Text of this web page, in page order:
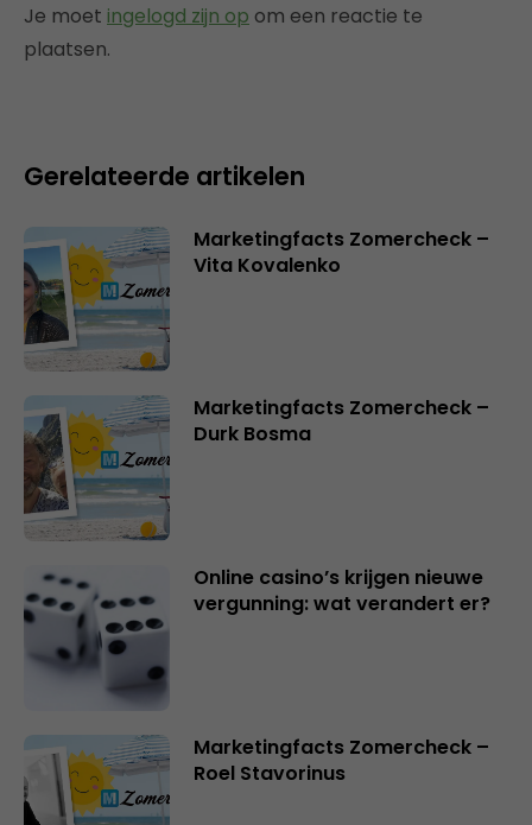
Je moet ingelogd zijn op om een reactie te
plaatsen.
Gerelateerde artikelen
Marketingfacts Zomercheck –
Vita Kovalenko
Marketingfacts Zomercheck –
Durk Bosma
Online casino’s krijgen nieuwe
vergunning: wat verandert er?
Marketingfacts Zomercheck –
Roel Stavorinus